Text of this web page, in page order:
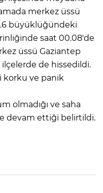
merkez üssü
büyüklüğündeki
saat 00.08'de
üssü Gaziantep
de hissedildi.
korku ve panik
olmadığı ve saha
devam ettiği belirtildi.